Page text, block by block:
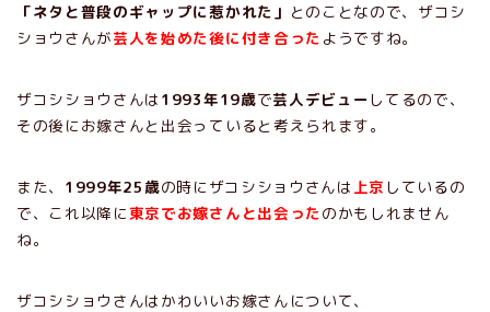
「ネタと普段のギャップに惹かれた」 とのことなので、ザコシ
ショウさんが芸人を始めた後に付き合った ようですね。
ザコシショウさんは 1993年19歳で芸人デビューしてるので、
その後にお嫁さんと出会っていると考えられます。
また、 1999年25歳の時にザコシショウさんは 上京 しているの
で、これ以降に東京でお嫁さんと出会ったのかもしれません
ね。
ザコシショウさんはかわいいお嫁さんについて、